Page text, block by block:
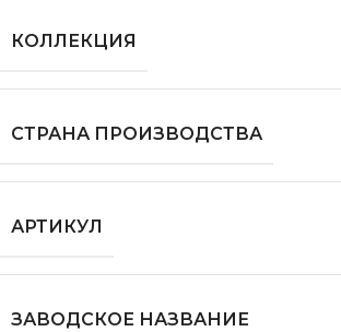
КОЛЛЕКЦИЯ
СТРАНА ПРОИЗВОДСТВА
АРТИКУЛ
ЗАВОДСКОЕ НАЗВАНИЕ